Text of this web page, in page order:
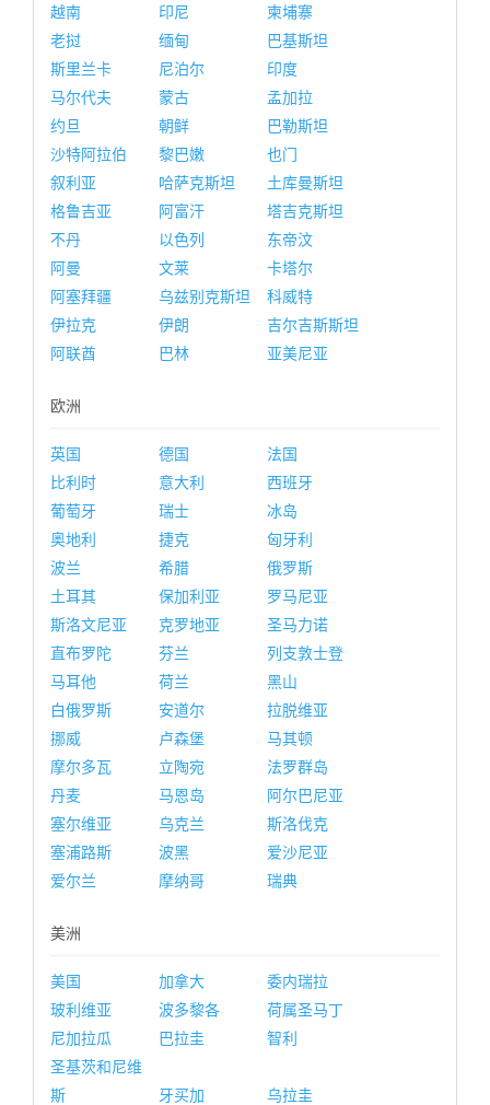
越南
印尼
柬埔寨
老挝
缅甸
巴基斯坦
斯里兰卡
尼泊尔
印度
马尔代夫
蒙古
孟加拉
约旦
朝鲜
巴勒斯坦
沙特阿拉伯
黎巴嫩
也门
叙利亚
哈萨克斯坦
土库曼斯坦
格鲁吉亚
阿富汗
塔吉克斯坦
不丹
以色列
东帝汶
阿曼
文莱
卡塔尔
阿塞拜疆
乌兹别克斯坦
科威特
伊拉克
伊朗
吉尔吉斯斯坦
阿联酋
巴林 亚美尼亚
欧洲
英国 德国
法国
比利时
意大利
西班牙
葡萄牙
瑞士
冰岛
奥地利
捷克
匈牙利
波兰
希腊
俄罗斯
土耳其
保加利亚
罗马尼亚
斯洛文尼亚
克罗地亚
圣马力诺
直布罗陀
芬兰
列支敦士登
马耳他
荷兰
黑山
白俄罗斯
安道尔
拉脱维亚
挪威
卢森堡
马其顿
摩尔多瓦
立陶宛
法罗群岛
丹麦
马恩岛
阿尔巴尼亚
塞尔维亚
乌克兰
斯洛伐克
塞浦路斯
波黑
爱沙尼亚
爱尔兰
摩纳哥 瑞典
美洲
美国 加拿大
委内瑞拉
玻利维亚
波多黎各
荷属圣马丁
尼加拉瓜
巴拉圭
智利
圣基茨和尼维
斯
牙买加 乌拉圭